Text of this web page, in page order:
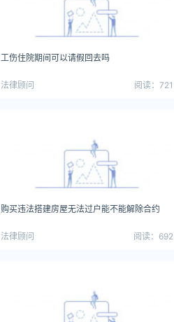
工伤住院期间可以请假回去吗
法律顾问 阅读：721
购买违法搭建房屋无法过户能不能解除合约
法律顾问 阅读：692